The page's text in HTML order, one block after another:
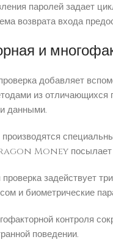
паролей задает
возврата входа
и
добавляет
из отличающихся
данными.
Money посылает
задействует
и биометрические
контроля
поведении.